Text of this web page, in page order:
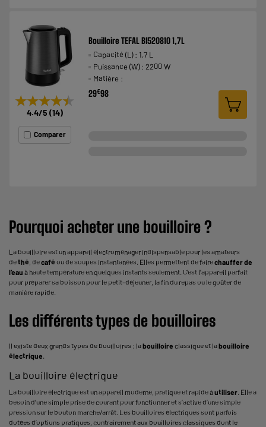
★★★★★
★★★★★
4.4/5 (14)
Comparer
Bouilloire TEFAL BI520810 1,7L
Capacité (L) : 1,7 L
Puissance (W) : 2200 W
Matière :
29€98
Pourquoi acheter une bouilloire ?
La bouilloire est un appareil électroménager indispensable pour les amateurs
dethé , decafé ou de soupes instantanées. Elles permettent de fairechauffer de
l’eau à haute température en quelques instants seulement. C’est l’appareil parfait
pour préparer sa boisson pour le petit-déjeuner , la fin du repas ou le goûter de
manière rapide.
Les différents types de bouilloires
Il existe deux grands types de bouilloires : labouilloire classique et labouilloire
électrique
La bouilloire électrique
La bouilloire électrique est un appareil moderne, pratique et rapide àutiliser . Elle a
besoin d’une simple prise de courant pour fonctionner et s’active d’une simple
pression sur le bouton marche/arrêt. Les bouilloires électriques sont parfois
dotées d’options pratiques, contrairement aux bouilloires classiques dont le